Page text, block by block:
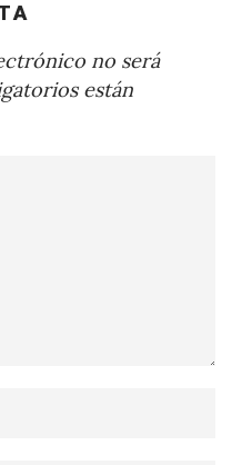
no será
están